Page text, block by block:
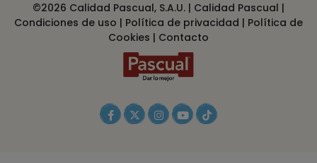
©2026 Calidad Pascual, S.A.U. | Calidad Pascual |
Condiciones de uso | Política de privacidad | Política de
Cookies | Contacto